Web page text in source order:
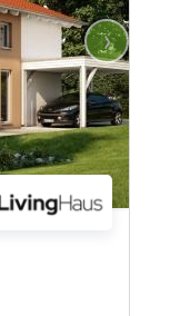
›